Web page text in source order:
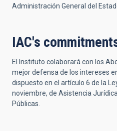
Administración General del
IAC's
El Instituto colaborará con los
mejor defensa de los intereses
dispuesto en el artículo 6 de la
noviembre, de Asistencia
Públicas.